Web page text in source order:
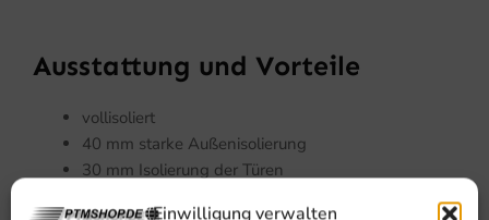
Einwilligung verwalten
Ausstattung und Vorteile
vollisoliert
40 mm starke Außenisolierung
30 mm Isolierung der Türen
Verstärkte Arbeitsfläche durch Unterfütterung mit